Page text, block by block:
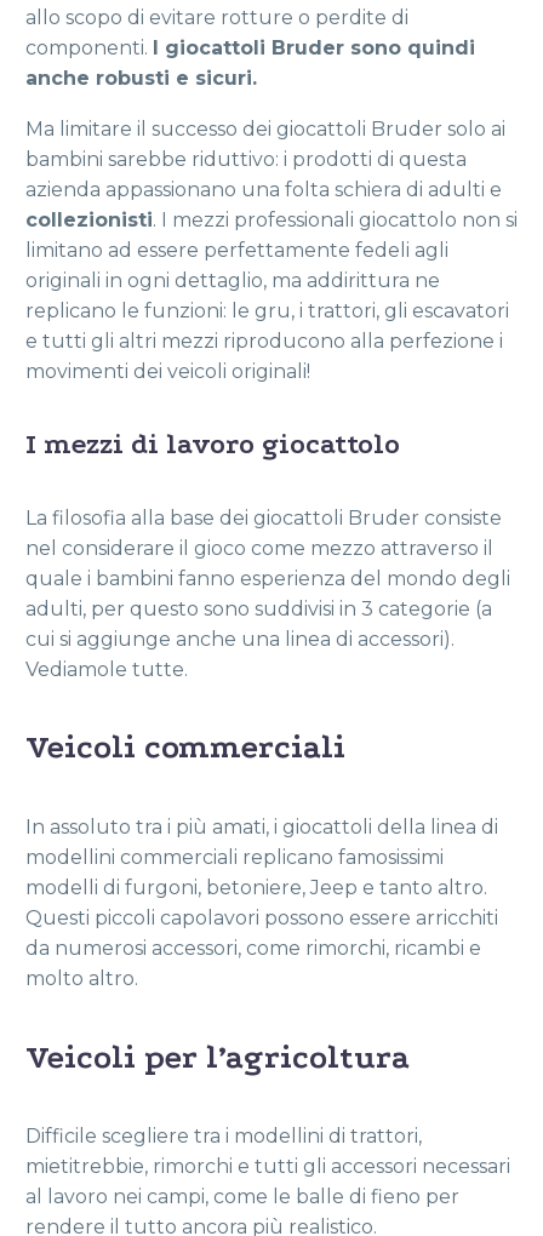
allo scopo di evitare rotture o perdite di
componenti. I giocattoli Bruder sono quindi
anche robusti e sicuri.
Ma limitare il successo dei giocattoli Bruder solo ai
bambini sarebbe riduttivo: i prodotti di questa
azienda appassionano una folta schiera di adulti e
collezionisti. I mezzi professionali giocattolo non si
limitano ad essere perfettamente fedeli agli
originali in ogni dettaglio, ma addirittura ne
replicano le funzioni: le gru, i trattori, gli escavatori
e tutti gli altri mezzi riproducono alla perfezione i
movimenti dei veicoli originali!
I mezzi di lavoro giocattolo
La filosofia alla base dei giocattoli Bruder consiste
nel considerare il gioco come mezzo attraverso il
quale i bambini fanno esperienza del mondo degli
adulti, per questo sono suddivisi in 3 categorie (a
cui si aggiunge anche una linea di accessori).
Vediamole tutte.
Veicoli commerciali
In assoluto tra i più amati, i giocattoli della linea di
modellini commerciali replicano famosissimi
modelli di furgoni, betoniere, Jeep e tanto altro.
Questi piccoli capolavori possono essere arricchiti
da numerosi accessori, come rimorchi, ricambi e
molto altro.
Veicoli per l’agricoltura
Difficile scegliere tra i modellini di trattori,
mietitrebbie, rimorchi e tutti gli accessori necessari
al lavoro nei campi, come le balle di fieno per
rendere il tutto ancora più realistico.